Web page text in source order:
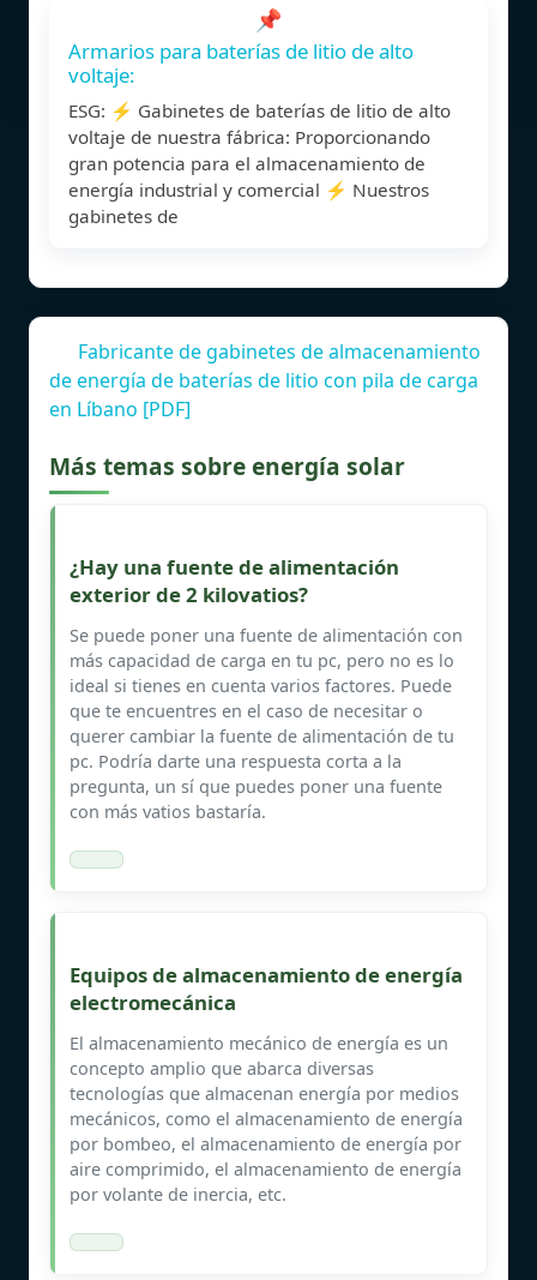
📌
Armarios para baterías de litio de alto
voltaje:
ESG: ⚡ Gabinetes de baterías de litio de alto
voltaje de nuestra fábrica: Proporcionando
gran potencia para el almacenamiento de
energía industrial y comercial ⚡ Nuestros
gabinetes de
Fabricante de gabinetes de almacenamiento
de energía de baterías de litio con pila de carga
en Líbano [PDF]
Más temas sobre energía solar
¿Hay una fuente de alimentación
exterior de 2 kilovatios?
Se puede poner una fuente de alimentación con
más capacidad de carga en tu pc, pero no es lo
ideal si tienes en cuenta varios factores. Puede
que te encuentres en el caso de necesitar o
querer cambiar la fuente de alimentación de tu
pc. Podría darte una respuesta corta a la
pregunta, un sí que puedes poner una fuente
con más vatios bastaría.
Equipos de almacenamiento de energía
electromecánica
El almacenamiento mecánico de energía es un
concepto amplio que abarca diversas
tecnologías que almacenan energía por medios
mecánicos, como el almacenamiento de energía
por bombeo, el almacenamiento de energía por
aire comprimido, el almacenamiento de energía
por volante de inercia, etc.